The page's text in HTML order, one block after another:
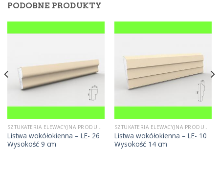
PODOBNE PRODUKTY
SZTUKATERIA ELEWACYJNA PRODUCENT
Listwa wokółokienna – LE- 26
Wysokość 9 cm
SZTUKATERIA ELEWACYJNA PRODUCENT
Listwa wokółokienna – LE- 10
Wysokość 14 cm